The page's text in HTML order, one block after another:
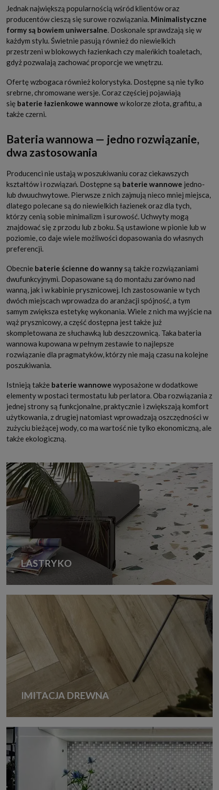
Jednak największą popularnością wśród klientów oraz
producentów cieszą się surowe rozwiązania. Minimalistyczne
formy są bowiem uniwersalne. Doskonale sprawdzają się w
każdym stylu. Świetnie pasują również do niewielkich
przestrzeni w blokowych łazienkach czy maleńkich toaletach,
gdyż pozwalają zachować proporcje we wnętrzu.
Ofertę wzbogaca również kolorystyka. Dostępne są nie tylko
srebrne, chromowane wersje. Coraz częściej pojawiają
się baterie łazienkowe wannowe w kolorze złota, grafitu, a
także czerni.
Bateria wannowa — jedno rozwiązanie,
dwa zastosowania
Producenci nie ustają w poszukiwaniu coraz ciekawszych
kształtów i rozwiązań. Dostępne są baterie wannowe jedno-
lub dwuuchwytowe. Pierwsze z nich zajmują nieco mniej miejsca,
dlatego polecane są do niewielkich łazienek oraz dla tych,
którzy cenią sobie minimalizm i surowość. Uchwyty mogą
znajdować się z przodu lub z boku. Są ustawione w pionie lub w
poziomie, co daje wiele możliwości dopasowania do własnych
preferencji.
Obecnie baterie ścienne do wannysą także rozwiązaniami
dwufunkcyjnymi. Dopasowane są do montażu zarówno nad
wanną, jak i w kabinie prysznicowej. Ich zastosowanie w tych
dwóch miejscach wprowadza do aranżacji spójność, a tym
samym zwiększa estetykę wykonania. Wiele z nich ma wyjście na
wąż prysznicowy, a część dostępna jest także już
skompletowana ze słuchawką lub deszczownicą. Taka bateria
wannowa kupowana w pełnym zestawie to najlepsze
rozwiązanie dla pragmatyków, którzy nie mają czasu na kolejne
poszukiwania.
Istnieją także baterie wannowe wyposażone w dodatkowe
elementy w postaci termostatu lub perlatora. Oba rozwiązania z
jednej strony są funkcjonalne, praktycznie i zwiększają komfort
użytkowania, z drugiej natomiast wprowadzają oszczędności w
zużyciu bieżącej wody, co ma wartość nie tylko ekonomiczną, ale
także ekologiczną.
LASTRYKO
IMITACJA DREWNA